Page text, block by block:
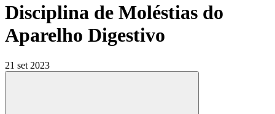
Disciplina de Moléstias do
Aparelho Digestivo
21 set 2023